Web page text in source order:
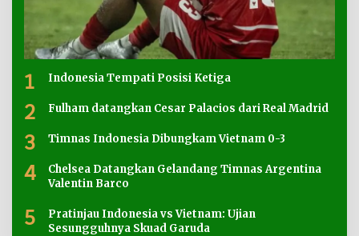
1 Indonesia Tempati Posisi Ketiga
2 Fulham datangkan Cesar Palacios dari Real Madrid
3 Timnas Indonesia Dibungkam Vietnam 0-3
4
Chelsea Datangkan Gelandang Timnas Argentina
Valentin Barco
5
Pratinjau Indonesia vs Vietnam: Ujian
Sesungguhnya Skuad Garuda